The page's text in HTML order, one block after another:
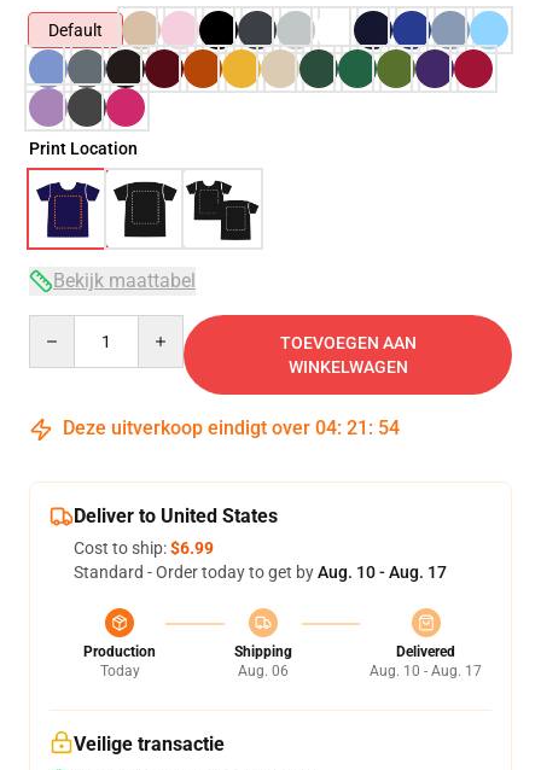
Default
Print Location
Bekijk maattabel
TOEVOEGEN AAN
WINKELWAGEN
Deze uitverkoop eindigt over 04: 21 : 53
Deliver to United States
Cost to ship:$6.99
Standard - Order today to get byAug. 10 - Aug. 17
Production
Today
Shipping
Aug. 06
Delivered
Aug. 10 - Aug. 17
Veilige transactie